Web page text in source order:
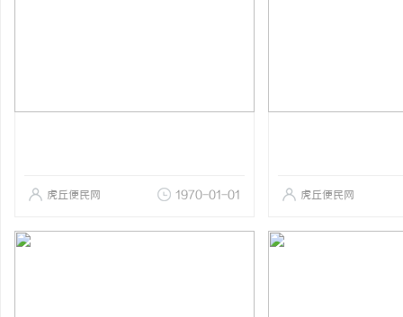
虎丘便民网 1970-01-01 虎丘便民网